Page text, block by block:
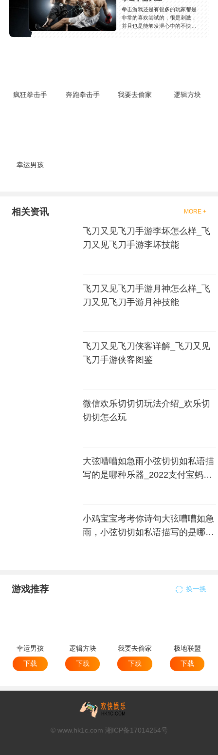
拳击游戏还是有很多的玩家都是
非常的喜欢尝试的，很是刺激，
并且也是能够发泄心中的不快
就是收集了一些有意思的拳击游
疯狂拳击手 奔跑拳击手 我要去偷家 逻辑方块
幸运男孩
相关资讯 MORE +
飞刀又见飞刀手游李坏怎么样_飞
刀又见飞刀手游李坏技能
飞刀又见飞刀手游月神怎么样_飞
刀又见飞刀手游月神技能
飞刀又见飞刀侠客详解_飞刀又见
飞刀手游侠客图鉴
微信欢乐切切切玩法介绍_欢乐切
切切怎么玩
大弦嘈嘈如急雨小弦切切如私语描
写的是哪种乐器_2022支付宝蚂蚁
小鸡宝宝考考你诗句大弦嘈嘈如急
雨，小弦切切如私语描写的是哪种
游戏推荐 换一换
幸运男孩
下载
逻辑方块
下载
我要去偷家
下载
极地联盟
下载
© www.hk1c.com 湘ICP备17014254号